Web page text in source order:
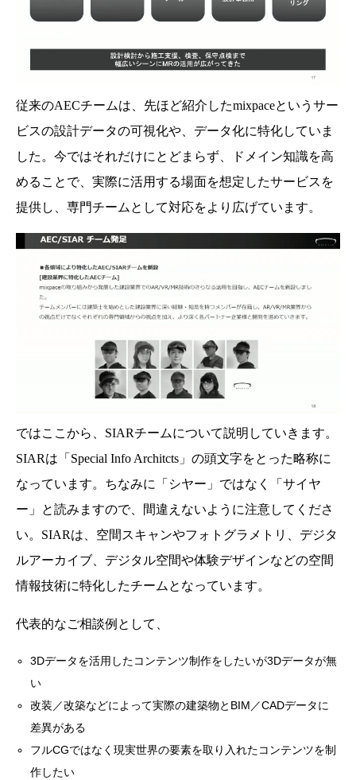
従来のAECチームは、先ほど紹介したmixpaceというサー
ビスの設計データの可視化や、データ化に特化していま
した。今ではそれだけにとどまらず、ドメイン知識を高
めることで、実際に活用する場面を想定したサービスを
提供し、専門チームとして対応をより広げています。
ではここから、SIARチームについて説明していきます。
SIARは「Special Info Architcts」の頭文字をとった略称に
なっています。ちなみに「シヤー」ではなく「サイヤ
ー」と読みますので、間違えないように注意してくださ
い。SIARは、空間スキャンやフォトグラメトリ、デジタ
ルアーカイブ、デジタル空間や体験デザインなどの空間
情報技術に特化したチームとなっています。
代表的なご相談例として、
3Dデータを活用したコンテンツ制作をしたいが3Dデータが無
い
改装／改築などによって実際の建築物とBIM／CADデータに
差異がある
フルCGではなく現実世界の要素を取り入れたコンテンツを制
作したい